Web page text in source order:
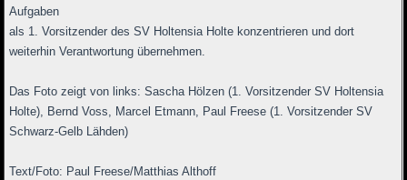
Aufgaben
als 1. Vorsitzender des SV Holtensia Holte konzentrieren und dort
weiterhin Verantwortung übernehmen.
Das Foto zeigt von links: Sascha Hölzen (1. Vorsitzender SV Holtensia
Holte), Bernd Voss, Marcel Etmann, Paul Freese (1. Vorsitzender SV
Schwarz-Gelb Lähden)
Text/Foto: Paul Freese/Matthias Althoff